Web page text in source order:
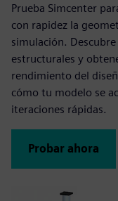
Prueba Simcenter
con rapidez la
simulación.
estructurales y
rendimiento del
cómo tu modelo se
iteraciones rápidas.
Probar ahora